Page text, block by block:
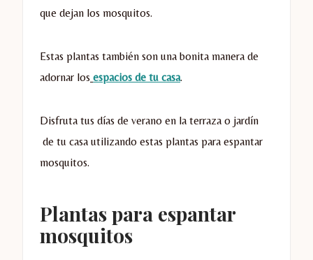
que dejan los mosquitos.
Estas plantas también son una bonita manera de
adornar los espacios de tu casa.
Disfruta tus días de verano en la terraza o jardín
de tu casa utilizando estas plantas para espantar
mosquitos.
Plantas para espantar
mosquitos